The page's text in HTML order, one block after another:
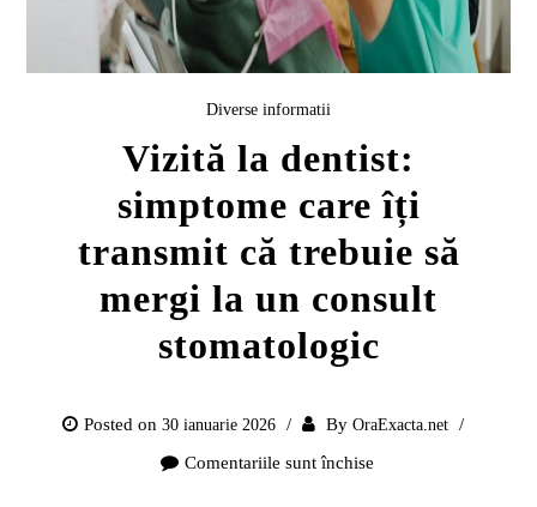
Diverse informatii
Vizită la dentist:
simptome care îți
transmit că trebuie să
mergi la un consult
stomatologic
Posted on 30 ianuarie 2026 By OraExacta.net
Comentariile sunt închise